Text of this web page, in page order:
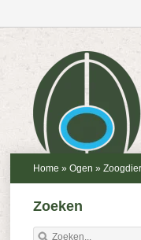
Home » Ogen »
Zoeken